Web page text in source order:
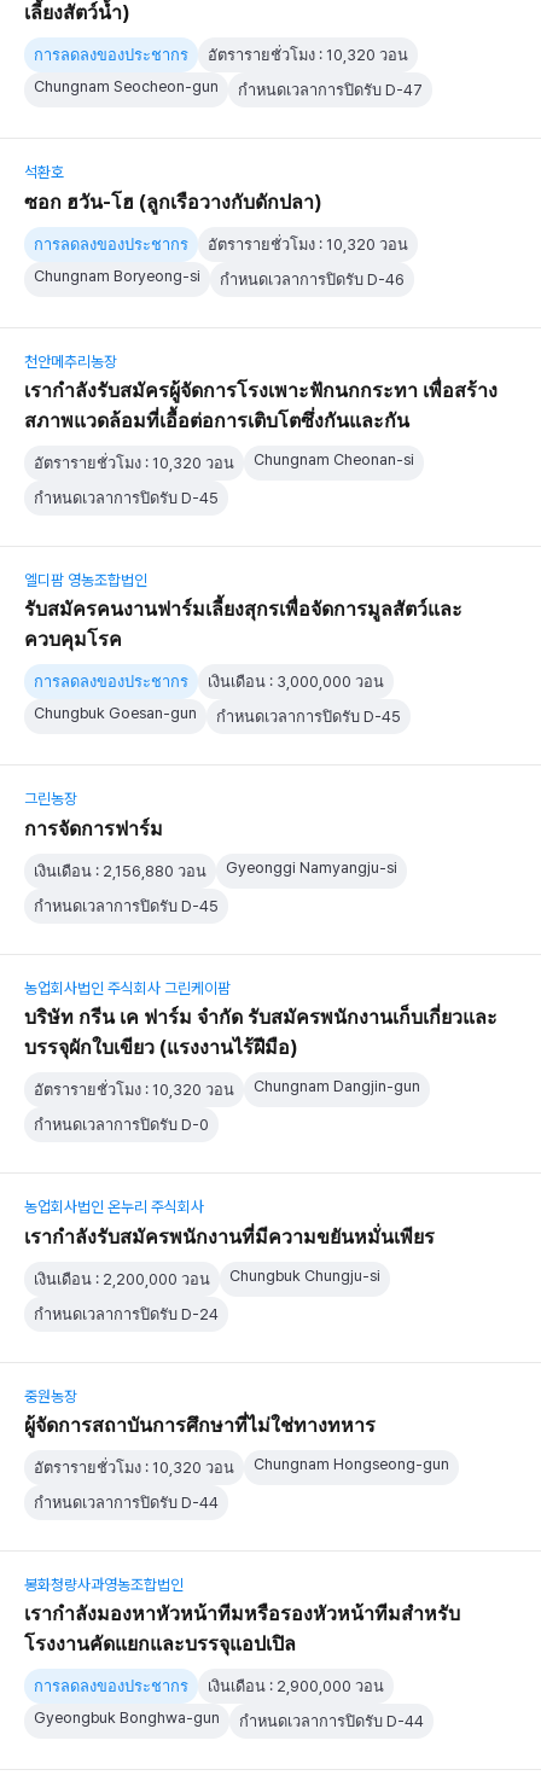
เลี้ยงสัตว์น้ำ)
การลดลงของประชากร
อัตรารายชั่วโมง : 10,320 วอน
Chungnam Seocheon-gun
กำหนดเวลาการปิดรับ D-47
석환호
ซอก ฮวัน-โฮ (ลูกเรือวางกับดักปลา)
การลดลงของประชากร
อัตรารายชั่วโมง : 10,320 วอน
Chungnam Boryeong-si
กำหนดเวลาการปิดรับ D-46
천안메추리농장
เรากำลังรับสมัครผู้จัดการโรงเพาะฟักนกกระทา เพื่อสร้าง
สภาพแวดล้อมที่เอื้อต่อการเติบโตซึ่งกันและกัน
อัตรารายชั่วโมง : 10,320 วอน Chungnam Cheonan-si
กำหนดเวลาการปิดรับ D-45
엘디팜 영농조합법인
รับสมัครคนงานฟาร์มเลี้ยงสุกรเพื่อจัดการมูลสัตว์และ
ควบคุมโรค
การลดลงของประชากร
เงินเดือน : 3,000,000 วอน
Chungbuk Goesan-gun
กำหนดเวลาการปิดรับ D-45
그린농장
การจัดการฟาร์ม
เงินเดือน : 2,156,880 วอน Gyeonggi Namyangju-si
กำหนดเวลาการปิดรับ D-45
농업회사법인 주식회사 그린케이팜
บริษัท กรีน เค ฟาร์ม จำกัด รับสมัครพนักงานเก็บเกี่ยวและ
บรรจุผักใบเขียว (แรงงานไร้ฝีมือ)
อัตรารายชั่วโมง : 10,320 วอน Chungnam Dangjin-gun
กำหนดเวลาการปิดรับ D-0
농업회사법인 온누리 주식회사
เรากำลังรับสมัครพนักงานที่มีความขยันหมั่นเพียร
เงินเดือน : 2,200,000 วอน Chungbuk Chungju-si
กำหนดเวลาการปิดรับ D-24
중원농장
ผู้จัดการสถาบันการศึกษาที่ไม่ใช่ทางทหาร
อัตรารายชั่วโมง : 10,320 วอน Chungnam Hongseong-gun
กำหนดเวลาการปิดรับ D-44
봉화청량사과영농조합법인
เรากำลังมองหาหัวหน้าทีมหรือรองหัวหน้าทีมสำหรับ
โรงงานคัดแยกและบรรจุแอปเปิล
การลดลงของประชากร
เงินเดือน : 2,900,000 วอน
Gyeongbuk Bonghwa-gun
กำหนดเวลาการปิดรับ D-44